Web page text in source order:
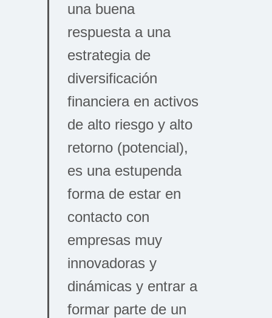
una buena
respuesta a una
estrategia de
diversificación
financiera en activos
de alto riesgo y alto
retorno (potencial),
es una estupenda
forma de estar en
contacto con
empresas muy
innovadoras y
dinámicas y entrar a
formar parte de un